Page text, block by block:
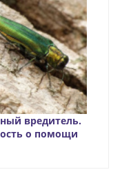
вредитель.
о помощи